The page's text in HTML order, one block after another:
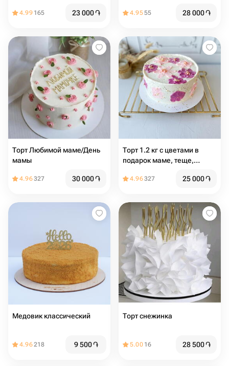
4.99 165 23 000֏ 4.9555 28 000֏
Торт Любимой маме/День
мамы
4.96327 30 000֏
Торт 1.2 кг с цветами в
подарок маме, теще,
4.96327 25 000֏
Медовик классический
4.96218 9 500֏
Торт снежинка
5.00 16 28 500֏